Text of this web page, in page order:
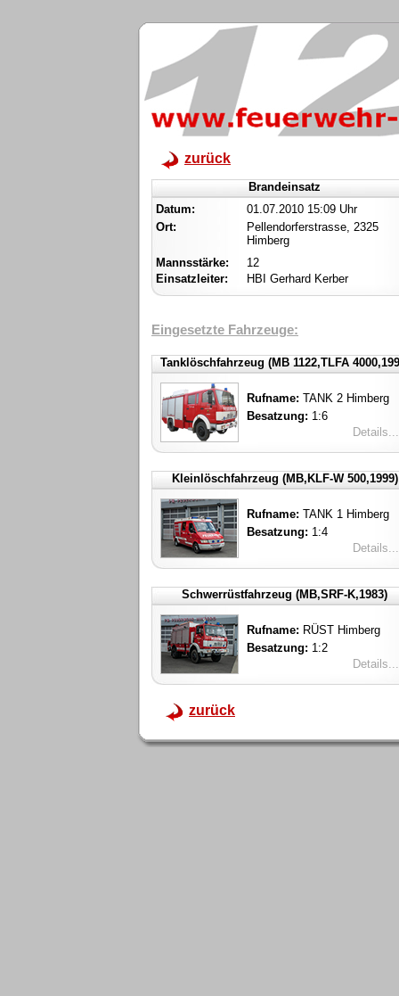
zurück
Brandeinsatz
Datum:
01.07.2010 15:09 Uhr
Ort:
Pellendorferstrasse, 2325
Himberg
Mannsstärke:
12
Einsatzleiter:
HBI Gerhard Kerber
Eingesetzte Fahrzeuge:
Tanklöschfahrzeug (MB 1122,TLFA
Rufname: TANK 2 Himberg
Besatzung: 1:6
Details...
Kleinlöschfahrzeug (MB,KLF-W 500,1999)
Rufname: TANK 1 Himberg
Besatzung: 1:4
Details...
Schwerrüstfahrzeug (MB,SRF-K,1983)
Rufname: RÜST Himberg
Besatzung: 1:2
Details...
zurück